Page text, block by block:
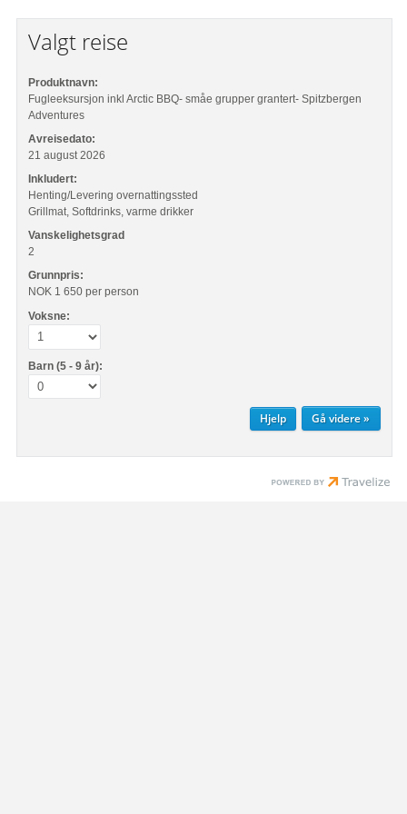
Valgt reise
Produktnavn:
Fugleeksursjon inkl Arctic BBQ- småe grupper grantert- Spitzbergen
Adventures
Avreisedato:
21 august 2026
Inkludert:
Henting/Levering overnattingssted
Grillmat, Softdrinks, varme drikker
Vanskelighetsgrad
2
Grunnpris:
NOK 1 650 per person
Voksne:
Barn (5 - 9 år):
Hjelp